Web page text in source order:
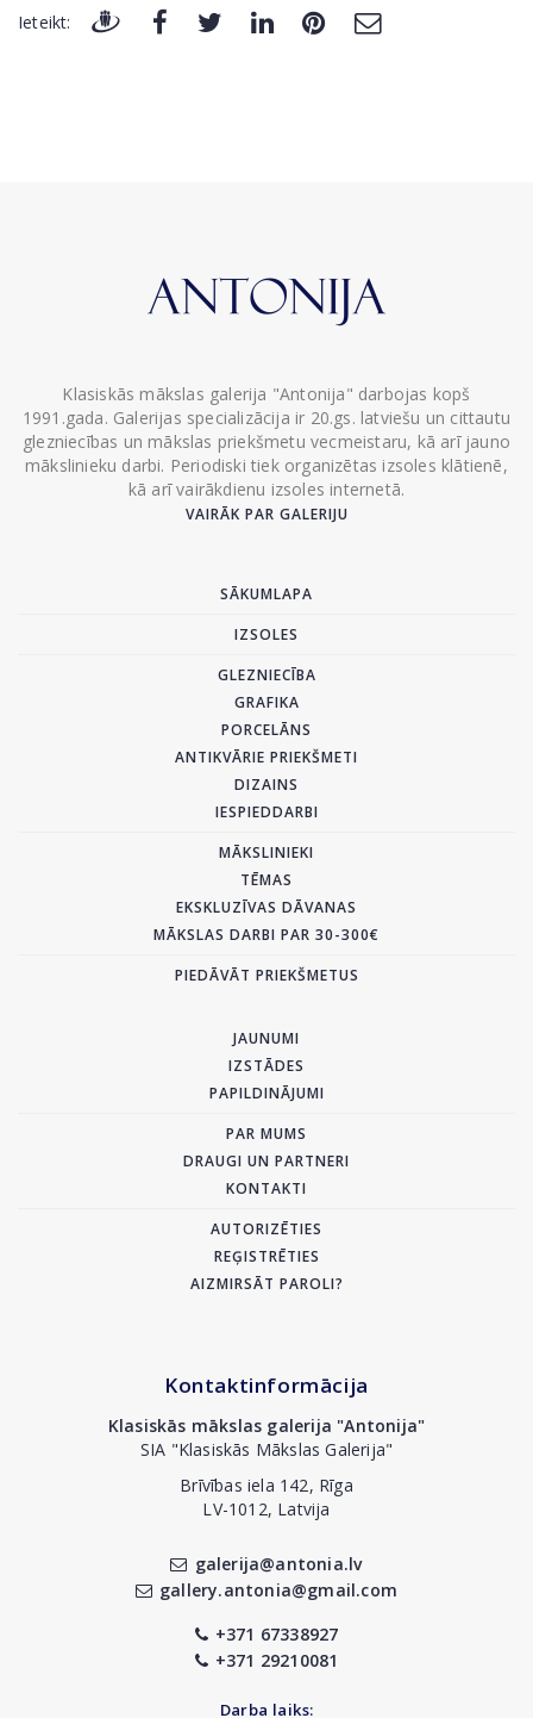
Ieteikt:
Klasiskās mākslas galerija "Antonija" darbojas kopš
1991.gada. Galerijas specializācija ir 20.gs. latviešu un cittautu
glezniecības un mākslas priekšmetu vecmeistaru, kā arī jauno
mākslinieku darbi. Periodiski tiek organizētas izsoles klātienē,
kā arī vairākdienu izsoles internetā.
VAIRĀK PAR GALERIJU
SĀKUMLAPA
IZSOLES
GLEZNIECĪBA
GRAFIKA
PORCELĀNS
ANTIKVĀRIE PRIEKŠMETI
DIZAINS
IESPIEDDARBI
MĀKSLINIEKI
TĒMAS
EKSKLUZĪVAS DĀVANAS
MĀKSLAS DARBI PAR 30-300€
PIEDĀVĀT PRIEKŠMETUS
JAUNUMI
IZSTĀDES
PAPILDINĀJUMI
PAR MUMS
DRAUGI UN PARTNERI
KONTAKTI
AUTORIZĒTIES
REĢISTRĒTIES
AIZMIRSĀT PAROLI?
Kontaktinformācija
Klasiskās mākslas galerija "Antonija"
SIA "Klasiskās Mākslas Galerija"
Brīvības iela 142, Rīga
LV-1012, Latvija
galerija@antonia.lv
gallery.antonia@gmail.com
+371 67338927
+371 29210081
Darba laiks: